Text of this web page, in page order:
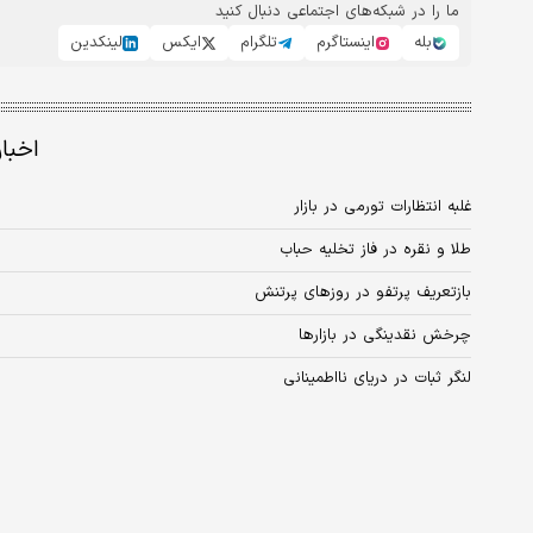
ما را در شبکه‌های اجتماعی دنبال کنید
بله
اینستاگرم تلگرام ایکس لینکدین
غلبه انتظارات تورمی در بازار
طلا و نقره در فاز تخلیه حباب
بازتعریف پرتفو در روزهای پرتنش
چرخش نقدینگی در بازارها
لنگر ثبات در دریای نااطمینانی